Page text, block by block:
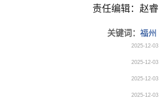
责任编辑：赵睿
关键词： 福州
2025-12-03
2025-12-03
2025-12-03
2025-12-03